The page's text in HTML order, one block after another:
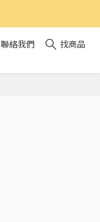
聯絡我們
找商品